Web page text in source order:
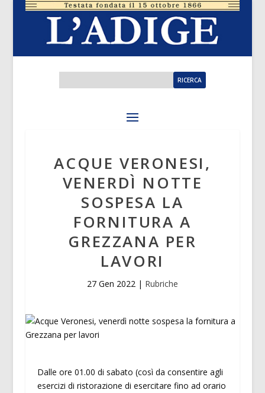
ACQUE VERONESI,
VENERDÌ NOTTE
SOSPESA LA
FORNITURA A
GREZZANA PER
LAVORI
27 Gen 2022| Rubriche
Dalle ore 01.00 di sabato (così da consentire agli
esercizi di ristorazione di esercitare fino ad orario